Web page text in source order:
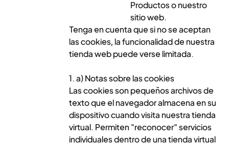
Productos o nuestro
sitio web.
Tenga en cuenta que si no se aceptan
las cookies, la funcionalidad de nuestra
tienda web puede verse limitada.
1. a) Notas sobre las cookies
Las cookies son pequeños archivos de
texto que el navegador almacena en su
dispositivo cuando visita nuestra tienda
virtual. Permiten "reconocer" servicios
individuales dentro de una tienda virtual